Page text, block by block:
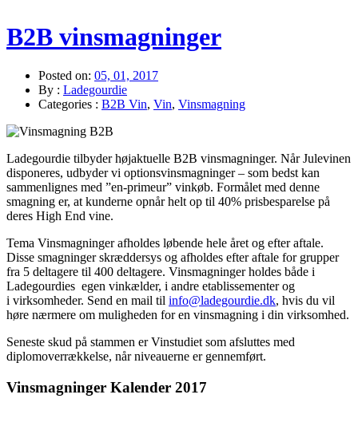
B2B vinsmagninger
Posted on: 05, 01, 2017
By : Ladegourdie
Categories : B2B Vin, Vin, Vinsmagning
Ladegourdie tilbyder højaktuelle B2B vinsmagninger. Når Julevinen
disponeres, udbyder vi optionsvinsmagninger – som bedst kan
sammenlignes med ”en-primeur” vinkøb. Formålet med denne
smagning er, at kunderne opnår helt op til 40% prisbesparelse på
deres High End vine.
Tema Vinsmagninger afholdes løbende hele året og efter aftale.
Disse smagninger skræddersys og afholdes efter aftale for grupper
fra 5 deltagere til 400 deltagere. Vinsmagninger holdes både i
Ladegourdies egen vinkælder, i andre etablissementer og
i virksomheder. Send en mail til info@ladegourdie.dk, hvis du vil
høre nærmere om muligheden for en vinsmagning i din virksomhed.
Seneste skud på stammen er Vinstudiet som afsluttes med
diplomoverrækkelse, når niveauerne er gennemført.
Vinsmagninger Kalender 2017